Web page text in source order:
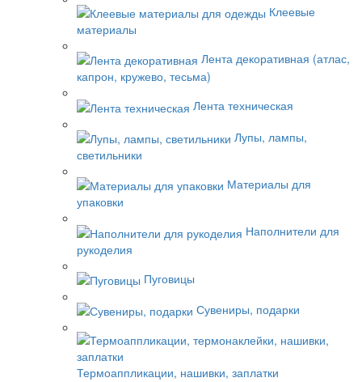
Клеевые
материалы
Лента декоративная (атлас,
капрон, кружево, тесьма)
Лента техническая
Лупы, лампы,
светильники
Материалы для
упаковки
Наполнители для
рукоделия
Пуговицы
Сувениры, подарки
Термоаппликации, нашивки, заплатки